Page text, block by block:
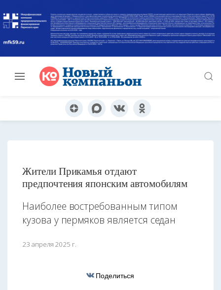
Жители Прикамья отдают
предпочтения японским автомобилям
Наиболее востребованным типом
кузова у пермяков является седан
23 апреля 2025 г.
Поделиться